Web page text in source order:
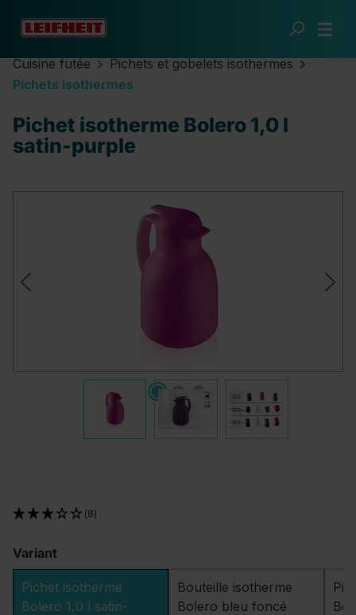
Passer au contenu principal
Cuisine futée
Pichets et gobelets isothermes
Pichets isothermes
Pichet isotherme Bolero 1,0 l
satin-purple
(8)
Variant
Pichet isotherme
Bolero 1,0 l satin-
Bouteille isotherme
Bolero bleu foncé